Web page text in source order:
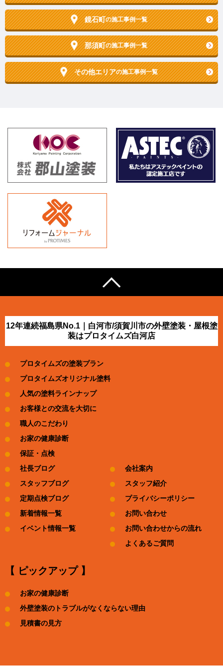
鏡石町の施工事例一覧
那須町の施工事例一覧
その他エリアの施工事例一覧
12年連続福島県No.1｜白河市/須賀川市の外壁塗装・屋根塗
装はプロタイムズ白河店
プロタイムズの塗装プラン
プロタイムズオリジナル塗料
人気の塗料ラインナップ
お客様との交流を大切に
職人のこだわり
お家の健康診断
保証・点検
社長ブログ
スタッフブログ
定期点検ブログ
新着情報一覧
イベント情報一覧
会社案内
スタッフ紹介
プライバシーポリシー
お問い合わせ
お問い合わせからの流れ
よくあるご質問
【 ピックアップ 】
お家の健康診断
外壁塗装のトラブルがなくならない理由
見積書の見方